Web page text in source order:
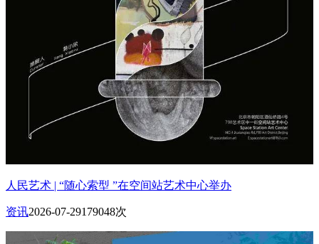
人民艺术 | “随心索型 ”在空间站艺术中心举办
资讯2026-07-29179048次